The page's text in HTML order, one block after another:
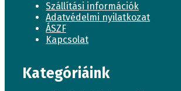
Szállítási információk
Adatvédelmi nyilatkozat
ÁSZF
Kapcsolat
Kategóriáink